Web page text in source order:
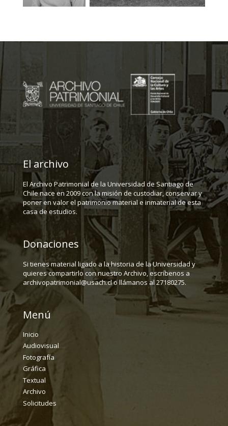
El archivo
El Archivo Patrimonial de la Universidad de Santiago de
Chile nace en 2009 con la misión de custodiar, conservar y
poner en valor el patrimonio material e inmaterial de esta
casa de estudios.
Donaciones
Si tienes material ligado a la historia de la Universidad y
quieres compartirlo con nuestro Archivo, escríbenos a
archivopatrimonial@usach.cl o llámanos al 27180275.
Menú
Inicio
Audiovisual
Fotografía
Gráfica
Textual
Archivo
Solicitudes